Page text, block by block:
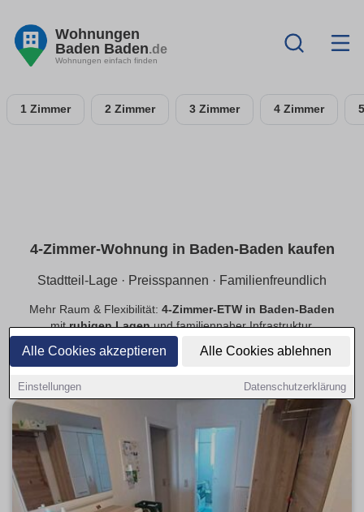
Alle Cookies akzeptieren Alle Cookies ablehnen
Einstellungen Datenschutzerklärung
Wohnungen
Baden Baden.de
Wohnungen einfach finden
1 Zimmer 2 Zimmer 3 Zimmer 4 Zimmer
4-Zimmer-Wohnung in Baden-Baden kaufen
Stadtteil-Lage · Preisspannen · Familienfreundlich
Mehr Raum & Flexibilität: 4-Zimmer-ETW in Baden-Baden
mitruhigen Lagenund familiennaher Infrastruktur.
provisionsfrei
Vergleich.